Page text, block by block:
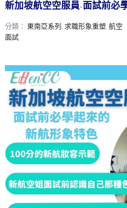
新加坡航空空服員-面試前必
分類：東南亞系列,求職形象重塑,航空
面試